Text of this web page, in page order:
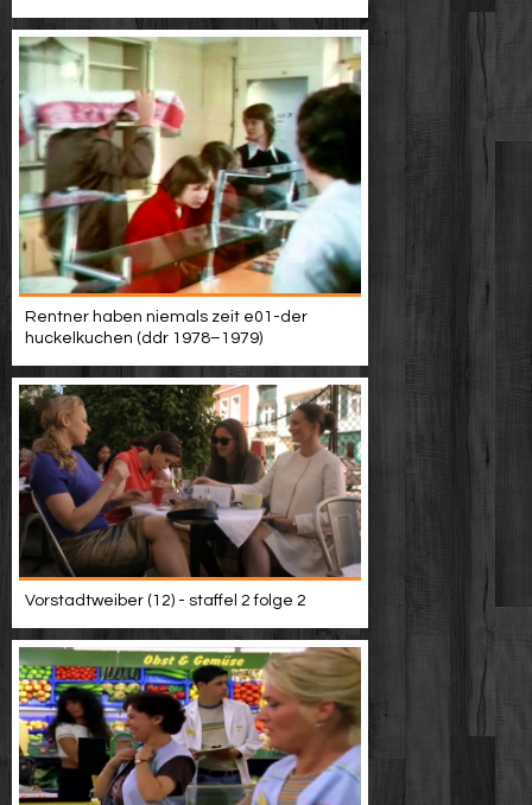
Rentner haben niemals zeit e01-der
huckelkuchen (ddr 1978–1979)
Vorstadtweiber (12) - staffel 2 folge 2